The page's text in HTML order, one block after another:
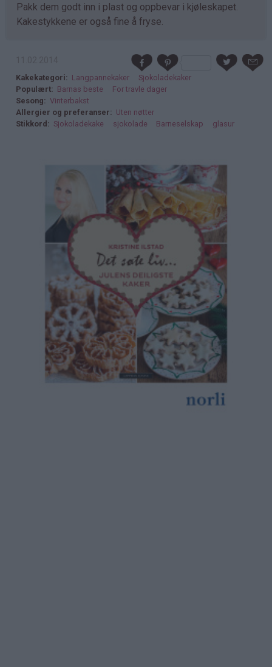
Pakk dem godt inn i plast og oppbevar i kjøleskapet.
Kakestykkene er også fine å fryse.
Kakekategori Langpannekaker
Sjokoladekaker
Populært
Barnas beste
For travle dager
Sesong
Vinterbakst
Allergier og preferanser
Uten nøtter
Stikkord
Sjokoladekake sjokolade Barneselskap glasur